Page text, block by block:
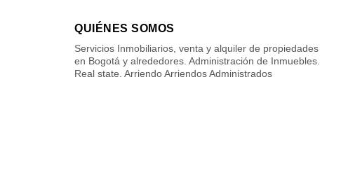
QUIÉNES SOMOS
Servicios Inmobiliarios, venta y alquiler de propiedades
en Bogotá y alrededores. Administración de Inmuebles.
Real state. Arriendo Arriendos Administrados